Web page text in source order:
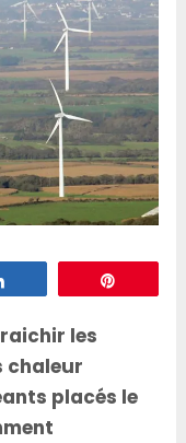
les
chaleur
placés le